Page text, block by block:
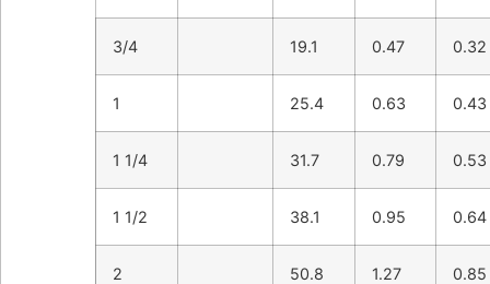
3/4 19.1 0.47 0.32
1 25.4 0.63 0.43
1 1/4 31.7 0.79 0.53
1 1/2 38.1 0.95 0.64
2 50.8 1.27 0.85